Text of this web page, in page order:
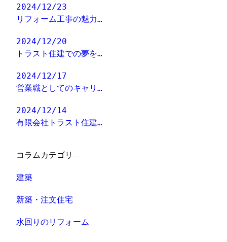
2024/12/23
リフォーム工事の魅力…
2024/12/20
トラスト住建での夢を…
2024/12/17
営業職としてのキャリ…
2024/12/14
有限会社トラスト住建…
コラムカテゴリ―
建築
新築・注文住宅
水回りのリフォーム